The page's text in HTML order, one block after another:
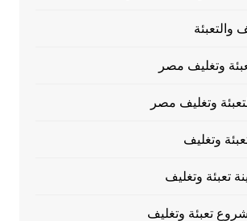
والتعبئة
وتغليف مصر
وتغليف مصر
وتغليف
تعبئة وتغليف
تعبئة وتغليف